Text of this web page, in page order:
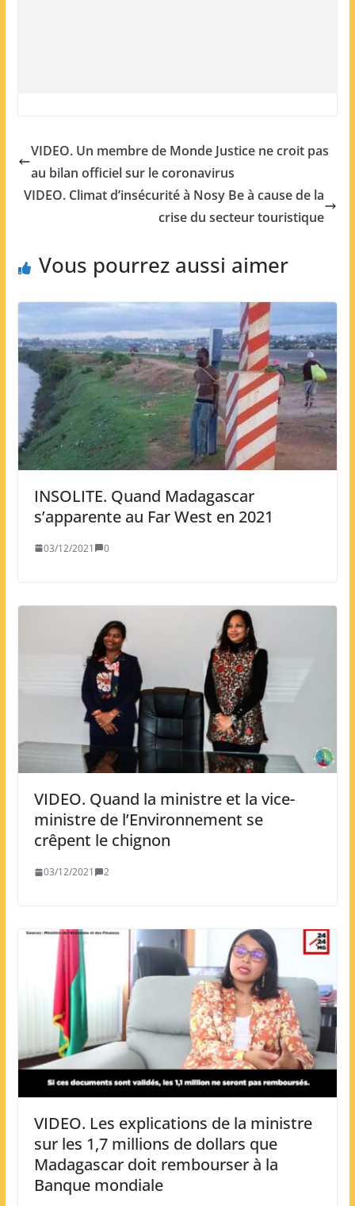
VIDEO. Un membre de Monde Justice ne croit pas
au bilan officiel sur le coronavirus
VIDEO. Climat d’insécurité à Nosy Be à cause de la
crise du secteur touristique
Vous pourrez aussi aimer
INSOLITE. Quand Madagascar
s’apparente au Far West en 2021
03/12/2021 0
VIDEO. Quand la ministre et la vice-
ministre de l’Environnement se
crêpent le chignon
03/12/2021 2
VIDEO. Les explications de la ministre
sur les 1,7 millions de dollars que
Madagascar doit rembourser à la
Banque mondiale